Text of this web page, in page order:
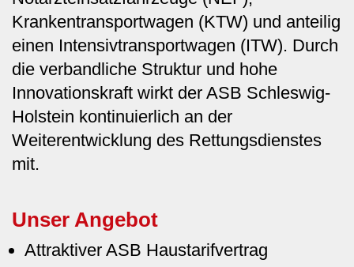
Krankentransportwagen (KTW) und anteilig
einen Intensivtransportwagen (ITW). Durch
die verbandliche Struktur und hohe
Innovationskraft wirkt der ASB Schleswig-
Holstein kontinuierlich an der
Weiterentwicklung des Rettungsdienstes
mit.
Unser Angebot
Attraktiver ASB Haustarifvertrag